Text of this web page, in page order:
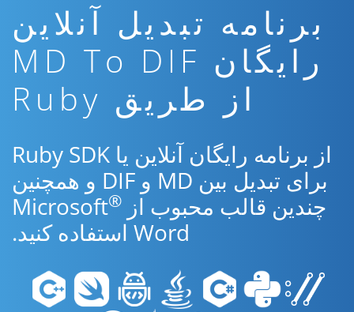
برنامه تبدیل آنلاین
رایگان MD To DIF
از طریق Ruby
از برنامه رایگان آنلاین یا Ruby SDK
برای تبدیل بین MD و DIF و همچنین
چندین قالب محبوب از Microsoft ®
Word استفاده کنید.